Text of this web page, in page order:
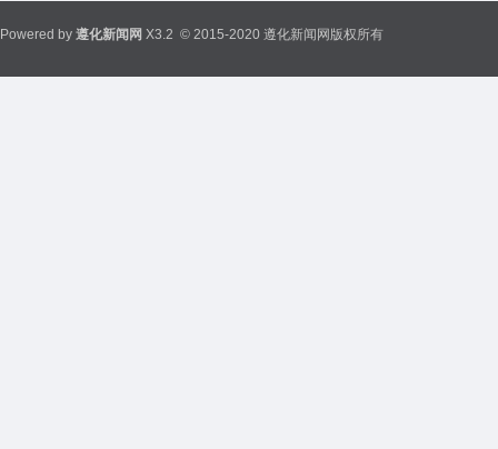
Powered by 遵化新闻网 X3.2 © 2015-2020 遵化新闻网版权所有